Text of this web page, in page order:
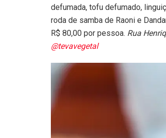
defumada, tofu defumado,
roda de samba de Raoni e
R$ 80,00 por pessoa. Rua
@tevavegetal